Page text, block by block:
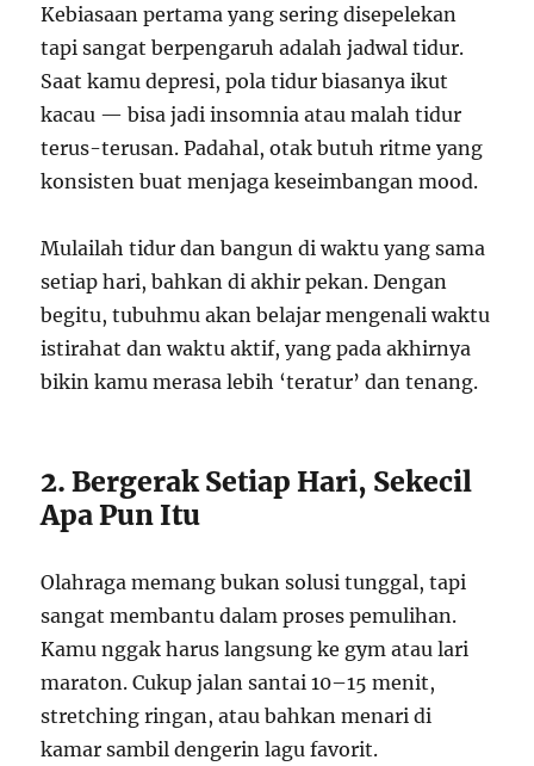
Kebiasaan pertama yang sering disepelekan
tapi sangat berpengaruh adalah jadwal tidur.
Saat kamu depresi, pola tidur biasanya ikut
kacau — bisa jadi insomnia atau malah tidur
terus-terusan. Padahal, otak butuh ritme yang
konsisten buat menjaga keseimbangan mood.
Mulailah tidur dan bangun di waktu yang sama
setiap hari, bahkan di akhir pekan. Dengan
begitu, tubuhmu akan belajar mengenali waktu
istirahat dan waktu aktif, yang pada akhirnya
bikin kamu merasa lebih ‘teratur’ dan tenang.
2. Bergerak Setiap Hari, Sekecil
Apa Pun Itu
Olahraga memang bukan solusi tunggal, tapi
sangat membantu dalam proses pemulihan.
Kamu nggak harus langsung ke gym atau lari
maraton. Cukup jalan santai 10–15 menit,
stretching ringan, atau bahkan menari di
kamar sambil dengerin lagu favorit.